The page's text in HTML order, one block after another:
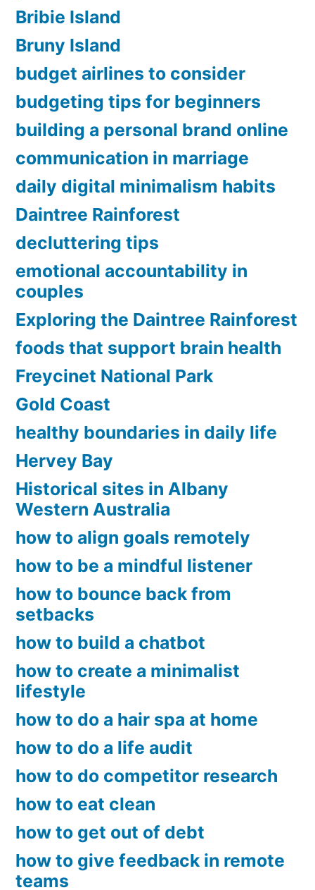
Bribie Island
Bruny Island
budget airlines to consider
budgeting tips for beginners
building a personal brand online
communication in marriage
daily digital minimalism habits
Daintree Rainforest
decluttering tips
emotional accountability in
couples
Exploring the Daintree Rainforest
foods that support brain health
Freycinet National Park
Gold Coast
healthy boundaries in daily life
Hervey Bay
Historical sites in Albany
Western Australia
how to align goals remotely
how to be a mindful listener
how to bounce back from
setbacks
how to build a chatbot
how to create a minimalist
lifestyle
how to do a hair spa at home
how to do a life audit
how to do competitor research
how to eat clean
how to get out of debt
how to give feedback in remote
teams